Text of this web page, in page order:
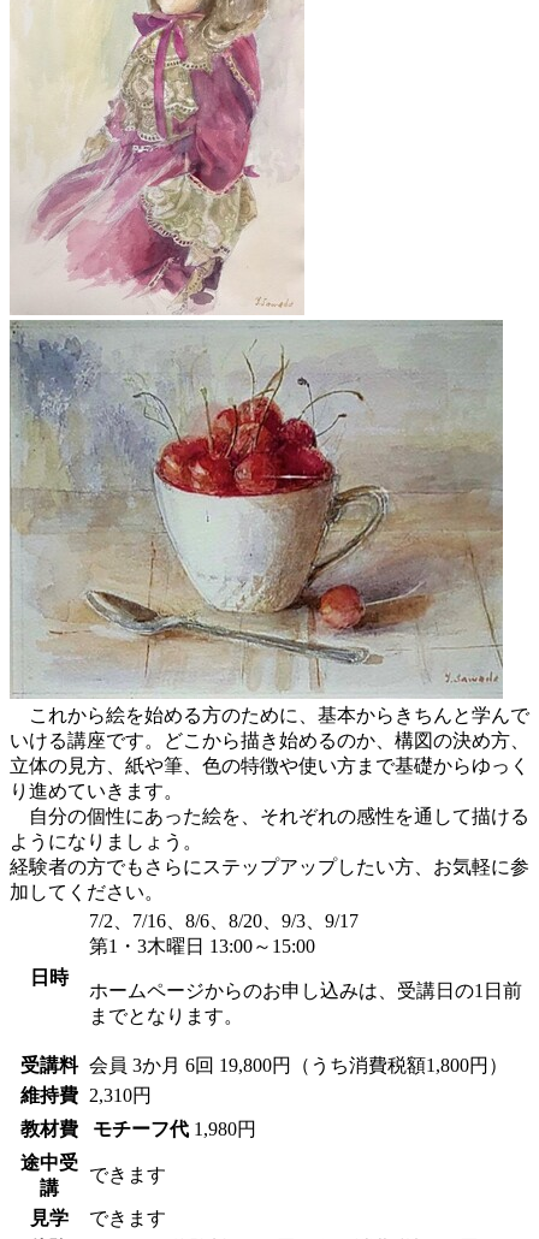
これから絵を始める方のために、基本からきちんと学んで
いける講座です。どこから描き始めるのか、構図の決め方、
立体の見方、紙や筆、色の特徴や使い方まで基礎からゆっく
り進めていきます。
自分の個性にあった絵を、それぞれの感性を通して描ける
ようになりましょう。
経験者の方でもさらにステップアップしたい方、お気軽に参
加してください。
日時
7/2、7/16、8/6、8/20、9/3、9/17
第1・3木曜日 13:00～15:00
ホームページからのお申し込みは、受講日の1日前
までとなります。
受講料 会員 3か月 6回 19,800円（うち消費税額1,800円）
維持費
2,310円
教材費
モチーフ代 1,980円
途中受
講
できます
見学
できます